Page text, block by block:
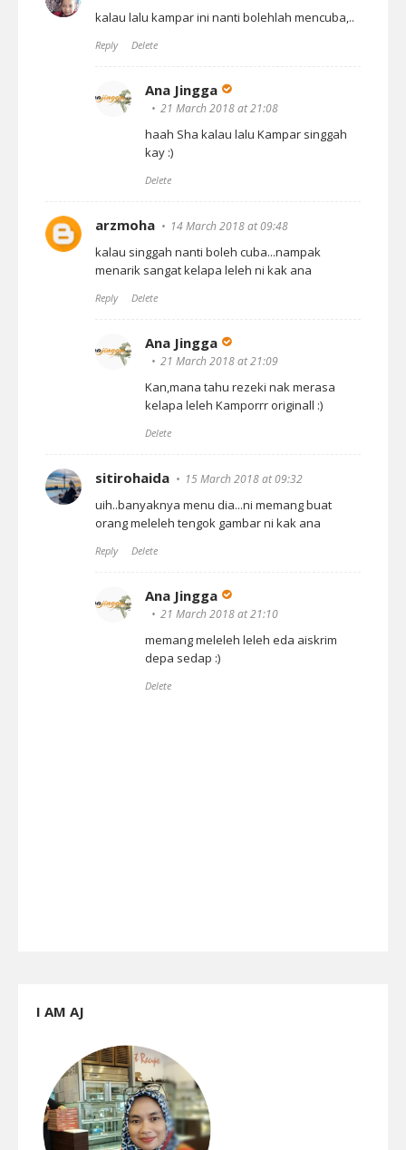
kalau lalu kampar ini nanti bolehlah mencuba,..
Reply Delete
Ana Jingga
21 March 2018 at 21:08
haah Sha kalau lalu Kampar singgah
kay :)
Delete
arzmoha 14 March 2018 at 09:48
kalau singgah nanti boleh cuba...nampak
menarik sangat kelapa leleh ni kak ana
Reply Delete
Ana Jingga
21 March 2018 at 21:09
Kan,mana tahu rezeki nak merasa
kelapa leleh Kamporrr originall :)
Delete
sitirohaida 15 March 2018 at 09:32
uih..banyaknya menu dia...ni memang buat
orang meleleh tengok gambar ni kak ana
Reply Delete
Ana Jingga
21 March 2018 at 21:10
memang meleleh leleh eda aiskrim
depa sedap :)
Delete
I AM AJ